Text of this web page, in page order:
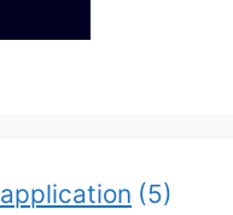
application (5)